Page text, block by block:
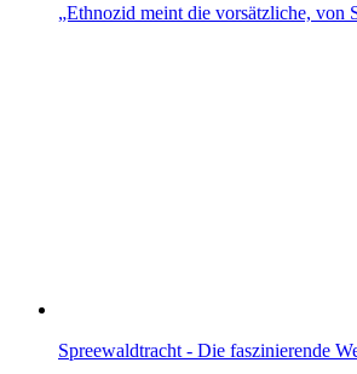
„Ethnozid meint die vorsätzliche, von
Spreewaldtracht - Die faszinierende